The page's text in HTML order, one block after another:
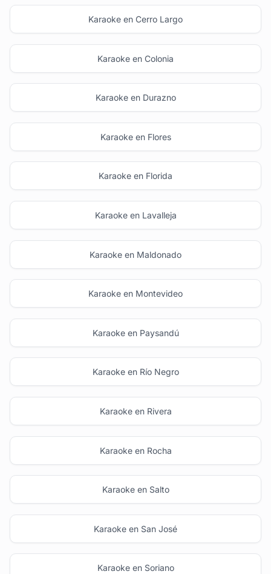
Karaoke en Cerro Largo
Karaoke en Colonia
Karaoke en Durazno
Karaoke en Flores
Karaoke en Florida
Karaoke en Lavalleja
Karaoke en Maldonado
Karaoke en Montevideo
Karaoke en Paysandú
Karaoke en Río Negro
Karaoke en Rivera
Karaoke en Rocha
Karaoke en Salto
Karaoke en San José
Karaoke en Soriano